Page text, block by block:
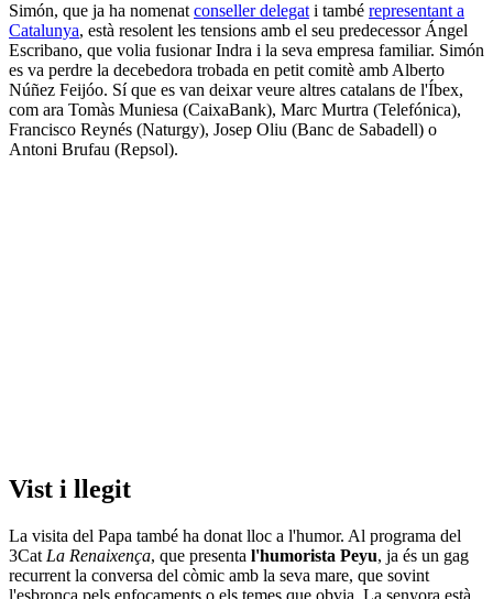
Simón, que ja ha nomenat conseller delegat i també representant a
Catalunya, està resolent les tensions amb el seu predecessor Ángel
Escribano, que volia fusionar Indra i la seva empresa familiar. Simón
es va perdre la decebedora trobada en petit comitè amb Alberto
Núñez Feijóo. Sí que es van deixar veure altres catalans de l'Íbex,
com ara Tomàs Muniesa (CaixaBank), Marc Murtra (Telefónica),
Francisco Reynés (Naturgy), Josep Oliu (Banc de Sabadell) o
Antoni Brufau (Repsol).
Vist i llegit
La visita del Papa també ha donat lloc a l'humor. Al programa del
3Cat La Renaixença, que presenta l'humorista Peyu, ja és un gag
recurrent la conversa del còmic amb la seva mare, que sovint
l'esbronca pels enfocaments o els temes que obvia. La senyora està